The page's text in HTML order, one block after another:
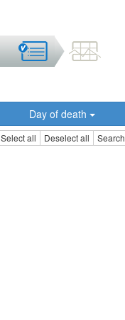
Day of death
Select all Deselect all Search